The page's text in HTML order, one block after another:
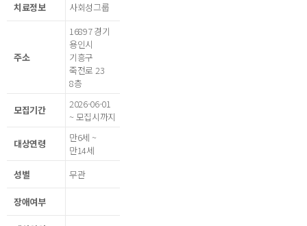
치료정보 사회성그룹
주소
16897 경기
용인시
기흥구
죽전로 23
8층
모집기간
2026-06-01
~ 모집시까지
대상연령
만6세 ~
만14세
성별
무관
장애여부